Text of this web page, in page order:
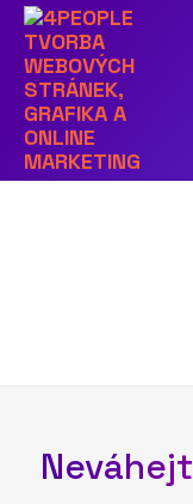
Další obrázek